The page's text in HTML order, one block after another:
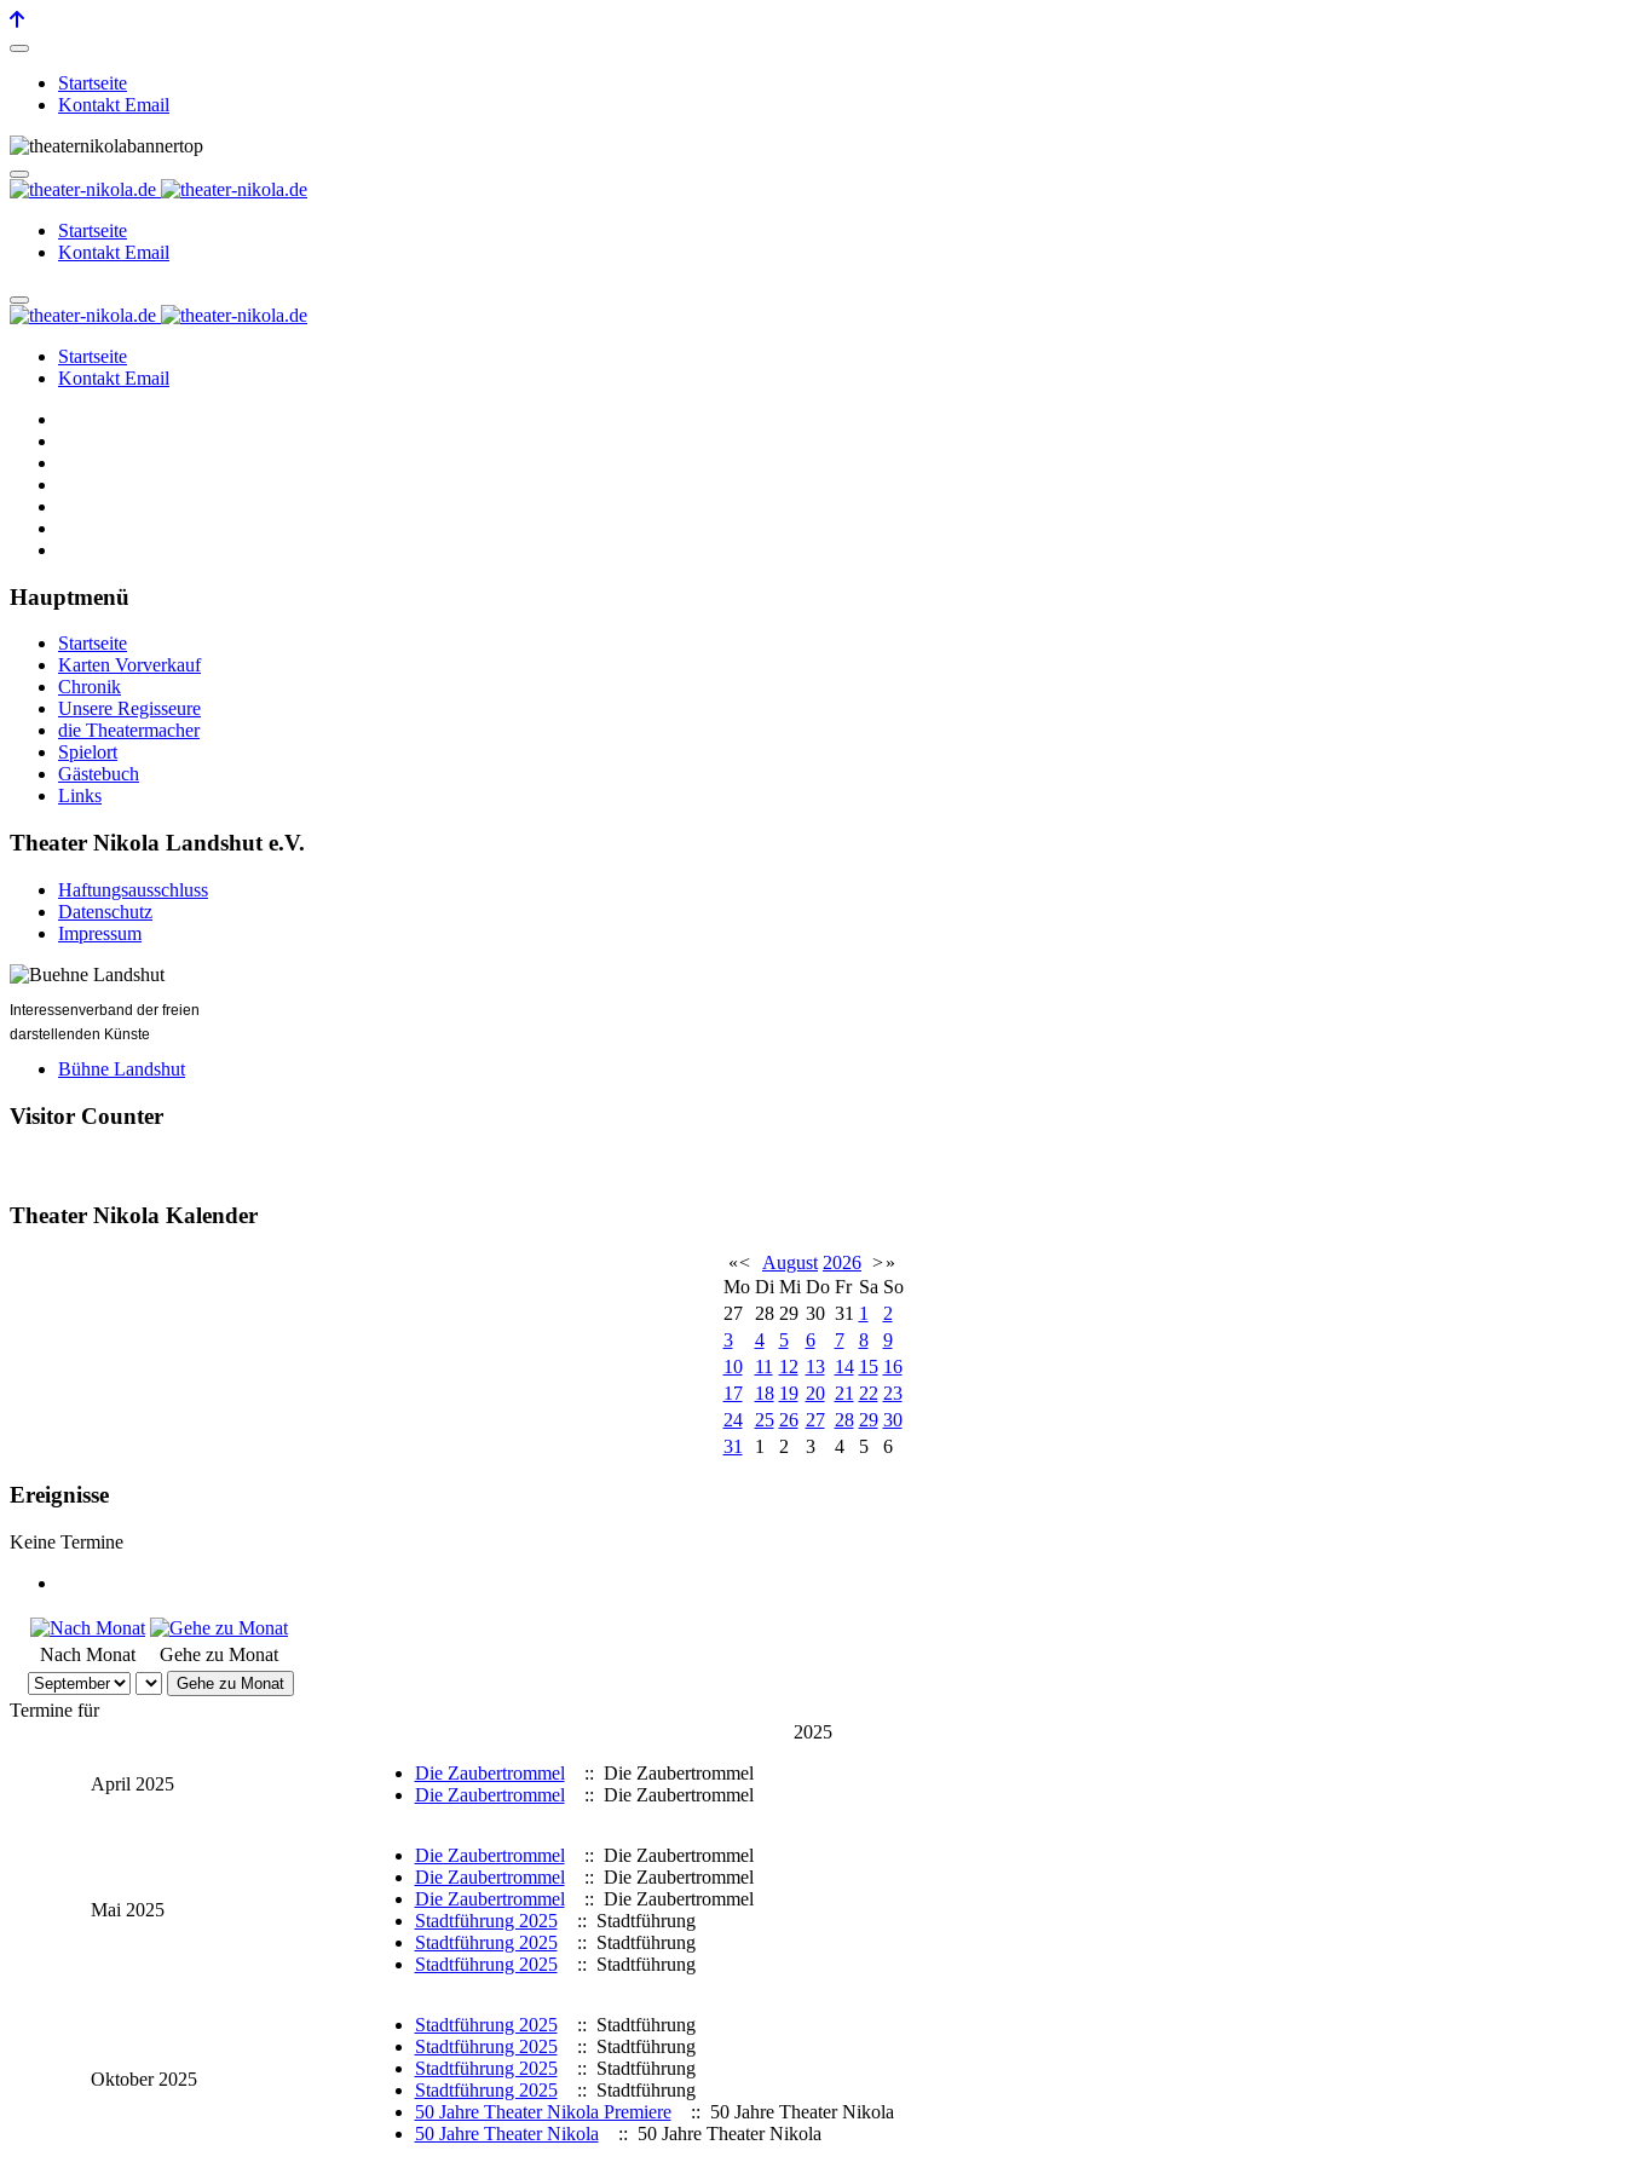
Startseite
Kontakt Email
Startseite
Kontakt Email
Startseite
Kontakt Email
Hauptmenü
Startseite
Karten Vorverkauf
Chronik
Unsere Regisseure
die Theatermacher
Spielort
Gästebuch
Links
Theater Nikola Landshut e.V.
Haftungsausschluss
Datenschutz
Impressum
Interessenverband der freien
darstellenden Künste
Bühne Landshut
Visitor Counter
Theater Nikola Kalender
«< August 2026 >»
Mo Di Mi Do Fr Sa So
27
28 29 30 31 1
2
3
4 5 6 7 8
9
10
11 12 13 14 15 16
17
18 19 20 21 22 23
24
25 26 27 28 29 30
31
1 2 3 4 5 6
Ereignisse
Keine Termine
Nach Monat Gehe zu Monat
Gehe zu Monat
Termine für
2025
April 2025
Die Zaubertrommel
:: Die Zaubertrommel
Die Zaubertrommel
:: Die Zaubertrommel
Mai 2025
Die Zaubertrommel
:: Die Zaubertrommel
Die Zaubertrommel
:: Die Zaubertrommel
Die Zaubertrommel
:: Die Zaubertrommel
Stadtführung 2025
:: Stadtführung
Stadtführung 2025
:: Stadtführung
Stadtführung 2025
:: Stadtführung
Oktober 2025
Stadtführung 2025
:: Stadtführung
Stadtführung 2025
:: Stadtführung
Stadtführung 2025
:: Stadtführung
Stadtführung 2025
:: Stadtführung
50 Jahre Theater Nikola Premiere
:: 50 Jahre Theater Nikola
50 Jahre Theater Nikola
:: 50 Jahre Theater Nikola